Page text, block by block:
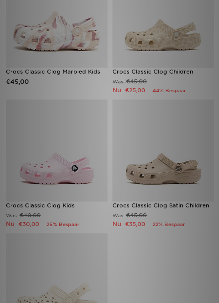
Crocs Classic Clog Marbled Kids
€45,00
Crocs Classic Clog Children
Was€45,00
Nu €25,00 44% Bespaar
Crocs Classic Clog Kids
Was€40,00
Nu €30,00 25% Bespaar
Crocs Classic Clog Satin Children
Was€45,00
Nu €35,00 22% Bespaar